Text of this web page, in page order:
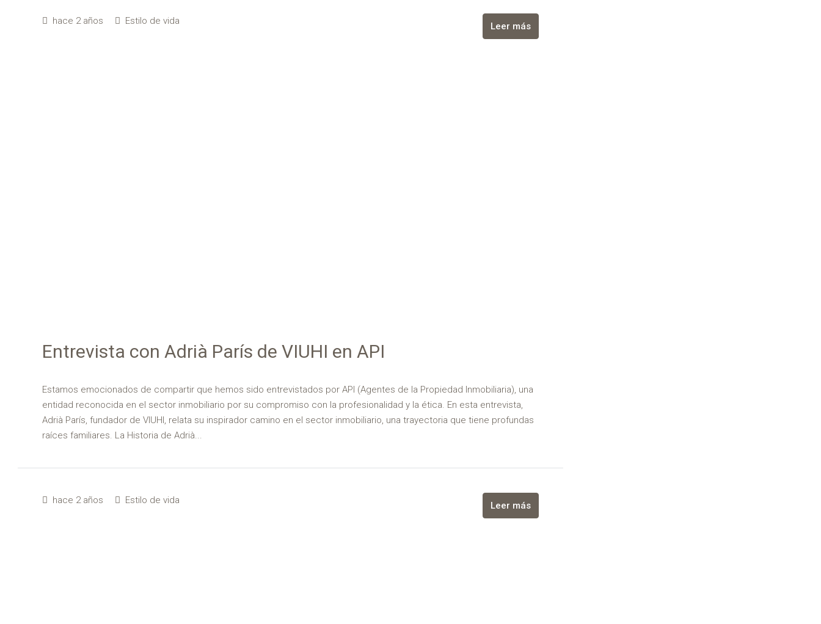
hace 2 años Estilo de vida Leer más
Entrevista con Adrià París de VIUHI en API
Estamos emocionados de compartir que hemos sido entrevistados por API (Agentes de la Propiedad Inmobiliaria), una
entidad reconocida en el sector inmobiliario por su compromiso con la profesionalidad y la ética. En esta entrevista,
Adrià París, fundador de VIUHI, relata su inspirador camino en el sector inmobiliario, una trayectoria que tiene profundas
raíces familiares. La Historia de Adrià...
hace 2 años Estilo de vida Leer más